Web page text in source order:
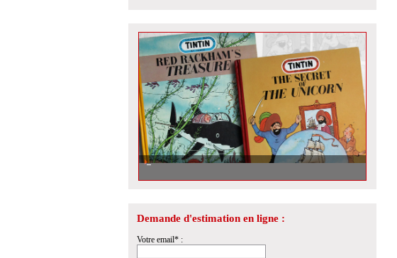
Tintin : l\'art de très bien vieillir
Demande d'estimation en ligne :
Votre email* :